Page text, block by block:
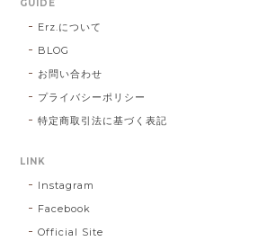
GUIDE
Erz.について
BLOG
お問い合わせ
プライバシーポリシー
特定商取引法に基づく表記
LINK
Instagram
Facebook
Official Site